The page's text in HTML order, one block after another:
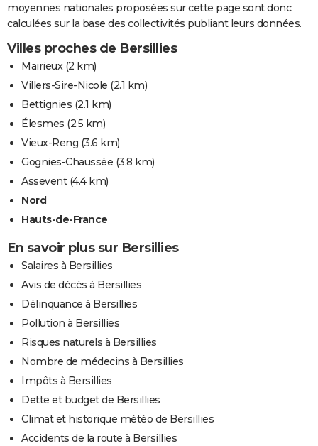
moyennes nationales proposées sur cette page sont donc
calculées sur la base des collectivités publiant leurs données.
Villes proches de Bersillies
Mairieux(2 km)
Villers-Sire-Nicole (2.1 km)
Bettignies (2.1 km)
Élesmes (2.5 km)
Vieux-Reng (3.6 km)
Gognies-Chaussée (3.8 km)
Assevent(4.4 km)
Nord
Hauts-de-France
En savoir plus sur Bersillies
Salaires à Bersillies
Avis de décès à Bersillies
Délinquance à Bersillies
Pollution à Bersillies
Risques naturels à Bersillies
Nombre de médecins à Bersillies
Impôts à Bersillies
Dette et budget de Bersillies
Climat et historique météo de Bersillies
Accidents de la route à Bersillies